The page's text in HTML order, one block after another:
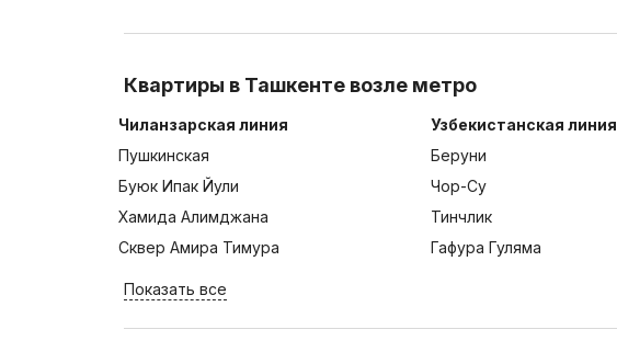
Квартиры в Ташкенте возле метро
Чиланзарская линия
Пушкинская
Буюк Ипак Йули
Хамида Алимджана
Сквер Амира Тимура
Узбекистанская линия
Беруни
Чор-Су
Тинчлик
Гафура Гуляма
Показать все